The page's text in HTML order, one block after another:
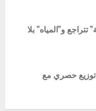
و”المياه” بلا
توزيع حصري مع